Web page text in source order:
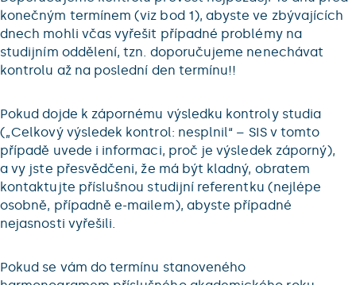
konečným termínem (viz bod 1), abyste ve zbývajících
dnech mohli včas vyřešit případné problémy na
studijním oddělení, tzn. doporučujeme nenechávat
kontrolu až na poslední den termínu!!
Pokud dojde k zápornému výsledku kontroly studia
(„Celkový výsledek kontrol: nesplnil“ – SIS v tomto
případě uvede i informaci, proč je výsledek záporný),
a vy jste přesvědčeni, že má být kladný, obratem
kontaktujte příslušnou studijní referentku (nejlépe
osobně, případně e-mailem), abyste případné
nejasnosti vyřešili.
Pokud se vám do termínu stanoveného